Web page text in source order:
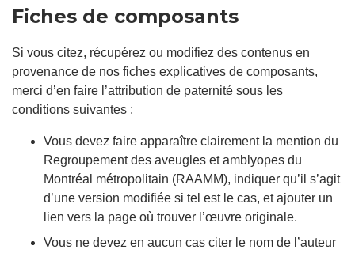
Fiches de composants
Si vous citez, récupérez ou modifiez des contenus en
provenance de nos fiches explicatives de composants,
merci d’en faire l’attribution de paternité sous les
conditions suivantes :
Vous devez faire apparaître clairement la mention du
Regroupement des aveugles et amblyopes du
Montréal métropolitain (RAAMM), indiquer qu’il s’agit
d’une version modifiée si tel est le cas, et ajouter un
lien vers la page où trouver l’œuvre originale.
Vous ne devez en aucun cas citer le nom de l’auteur